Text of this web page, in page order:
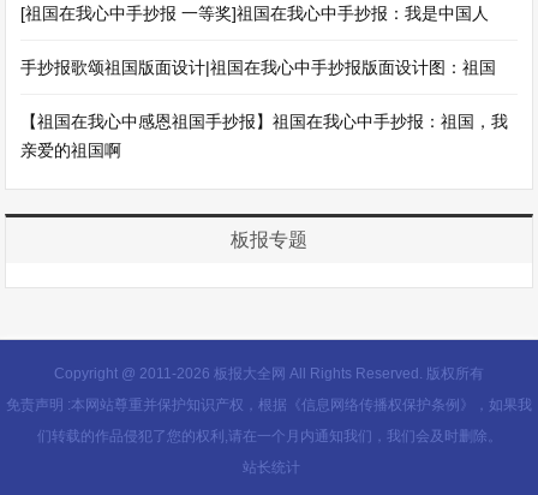
[祖国在我心中手抄报 一等奖]祖国在我心中手抄报：我是中国人
手抄报歌颂祖国版面设计|祖国在我心中手抄报版面设计图：祖国
【祖国在我心中感恩祖国手抄报】祖国在我心中手抄报：祖国，我
亲爱的祖国啊
板报专题
Copyright @ 2011-2026 板报大全网 All Rights Reserved. 版权所有
免责声明 :本网站尊重并保护知识产权，根据《信息网络传播权保护条例》，如果我
们转载的作品侵犯了您的权利,请在一个月内通知我们，我们会及时删除。
站长统计